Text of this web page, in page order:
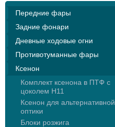
Передние фары
Задние фонари
Дневные ходовые огни
Противотуманные фары
Ксенон
Комплект ксенона в ПТФ с
цоколем Н11
Ксенон для альтернативной
оптики
Блоки розжига